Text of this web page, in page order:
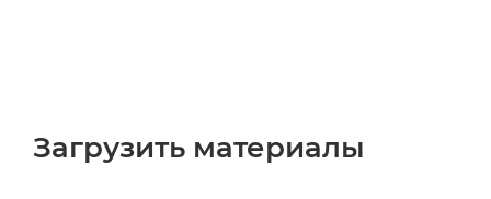
Загрузить материалы